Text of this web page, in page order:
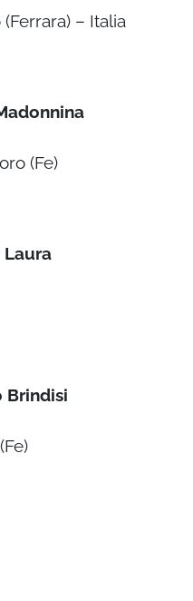
– Italia
(Fe)
Laura
Brindisi